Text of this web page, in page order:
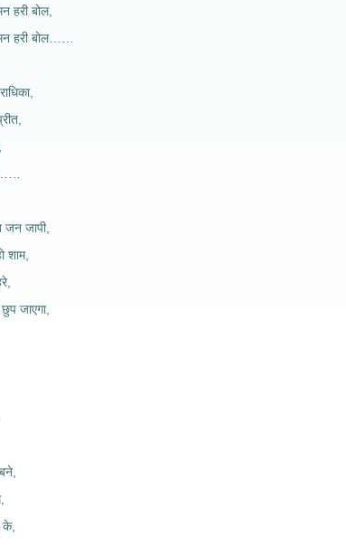
हरी बोल,
हरी बोल……
जन जापी,
शाम,
जाएगा,
के,